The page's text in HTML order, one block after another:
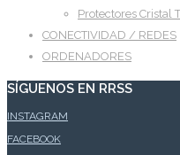
Protectores Cristal
CONECTIVIDAD / REDES
ORDENADORES
SÍGUENOS EN RRSS
INSTAGRAM
FACEBOOK